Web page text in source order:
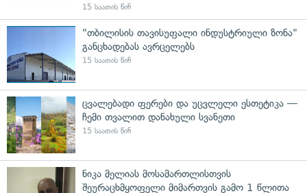
15 საათის წინ
"თბილისის თავისუფალი ინდუსტრიული ზონა"
განცხადებას ავრცელებს
15 საათის წინ
ცვალებადი ფერები და უცვლელი ესთეტიკა —
ჩემი თვალით დანახული სვანეთი
15 საათის წინ
ნიკა მელიას მოსამართლისთვის
შეურაცხმყოფელი მიმართვის გამო 1 წლითა